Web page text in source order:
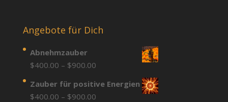
Angebote für Dich
Abnehmzauber
$400.00 – $900.00Price
$400.00
Zauber für positive Energien
$400.00 – $900.00Price